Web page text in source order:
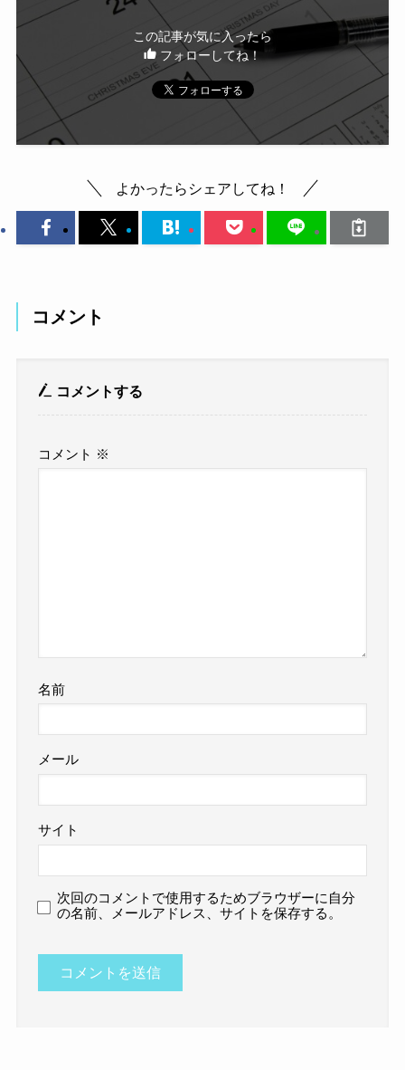
この記事が気に入ったら
フォローしてね！
よかったらシェアしてね！
コメント
コメントする
コメント ※
名前
メール
サイト
次回のコメントで使用するためブラウザーに自分
の名前、メールアドレス、サイトを保存する。